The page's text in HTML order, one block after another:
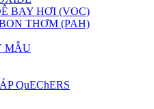
BAY HƠI (VOC)
THƠM (PAH)
MẪU
QuEChERS